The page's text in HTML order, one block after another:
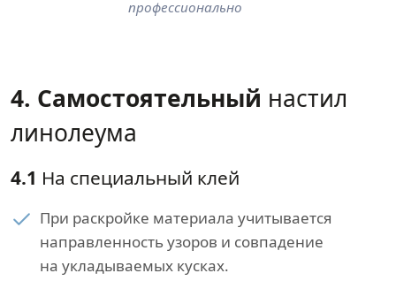
профессионально
4. Самостоятельный настил
линолеума
4.1 На специальный клей
При раскройке материала учитывается
направленность узоров и совпадение
на укладываемых кусках.